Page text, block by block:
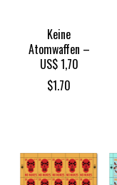
Keine
Atomwaffen –
US$ 1,70
$1.70